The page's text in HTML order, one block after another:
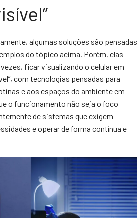
algumas soluções são pensadas
do tópico acima. Porém, elas
ficar visualizando o celular em
com tecnologias pensadas para
e aos espaços do ambiente em
o funcionamento não seja o foco
de sistemas que exigem
e operar de forma contínua e